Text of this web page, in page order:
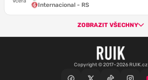
Internacional - RS
ZOBRAZIT VŠECHNY
Copyright © 2017–2026 RUIK.cz